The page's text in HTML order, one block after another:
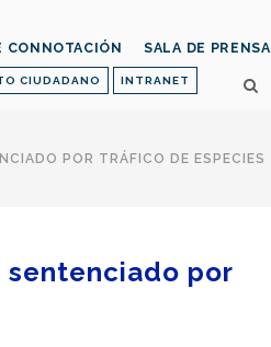
CIUDADANO INTRANET
CONNOTACIÓN SALA DE PRENSA
POR TRÁFICO DE ESPECIES
sentenciado por